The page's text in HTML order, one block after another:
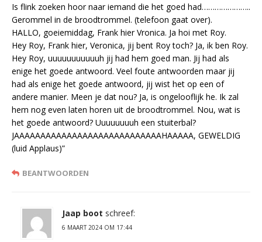
Is flink zoeken hoor naar iemand die het goed had…………………..
Gerommel in de broodtrommel. (telefoon gaat over).
HALLO, goeiemiddag, Frank hier Vronica. Ja hoi met Roy.
Hey Roy, Frank hier, Veronica, jij bent Roy toch? Ja, ik ben Roy.
Hey Roy, uuuuuuuuuuuh jij had hem goed man. Jij had als
enige het goede antwoord. Veel foute antwoorden maar jij
had als enige het goede antwoord, jij wist het op een of
andere manier. Meen je dat nou? Ja, is ongelooflijk he. Ik zal
hem nog even laten horen uit de broodtrommel. Nou, wat is
het goede antwoord? Uuuuuuuuh een stuiterbal?
JAAAAAAAAAAAAAAAAAAAAAAAAAAAAHAAAAA, GEWELDIG
(luid Applaus)”
BEANTWOORDEN
Jaap boot schreef:
6 MAART 2024 OM 17:44